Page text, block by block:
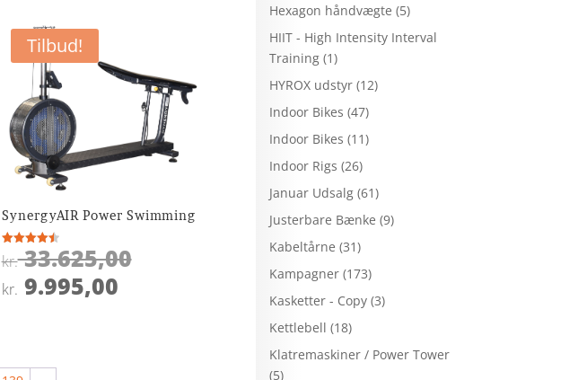
Tilbud!
SynergyAIR Power Swimming
Vurderet
4.5
kr.33.625,00Den
kr. 33.625,00.
kr. 9.995,00Den
Hexagon håndvægte (5)
HIIT - High Intensity Interval
Training (1)
HYROX udstyr (12)
Indoor Bikes (47)
Indoor Bikes (11)
Indoor Rigs (26)
Januar Udsalg (61)
Justerbare Bænke (9)
Kabeltårne (31)
Kampagner (173)
Kasketter - Copy (3)
Kettlebell (18)
Klatremaskiner / Power Tower
(5)